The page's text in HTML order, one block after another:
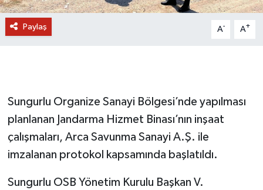
Paylaş A- A+
Sungurlu Organize Sanayi Bölgesi’nde yapılması
planlanan Jandarma Hizmet Binası’nın inşaat
çalışmaları, Arca Savunma Sanayi A.Ş. ile
imzalanan protokol kapsamında başlatıldı.
Sungurlu OSB Yönetim Kurulu Başkan V.